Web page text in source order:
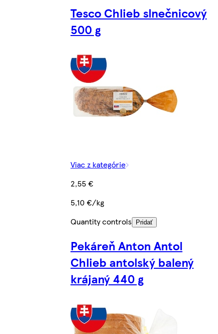
Tesco Chlieb slnečnicový
500 g
Viac z kategórie
2,55 €
5,10 €/kg
Quantity controls
Pridať
Pekáreň Anton Antol
Chlieb antolský balený
krájaný 440 g